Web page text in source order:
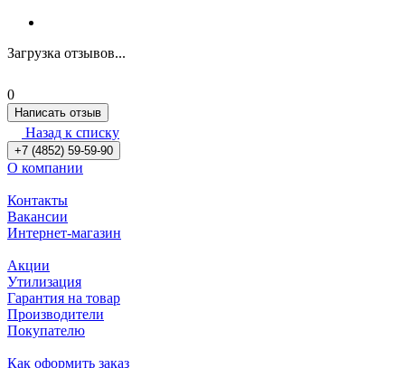
Загрузка отзывов...
0
Написать отзыв
Назад к списку
+7 (4852) 59-59-90
О компании
Контакты
Вакансии
Интернет-магазин
Акции
Утилизация
Гарантия на товар
Производители
Покупателю
Как оформить заказ